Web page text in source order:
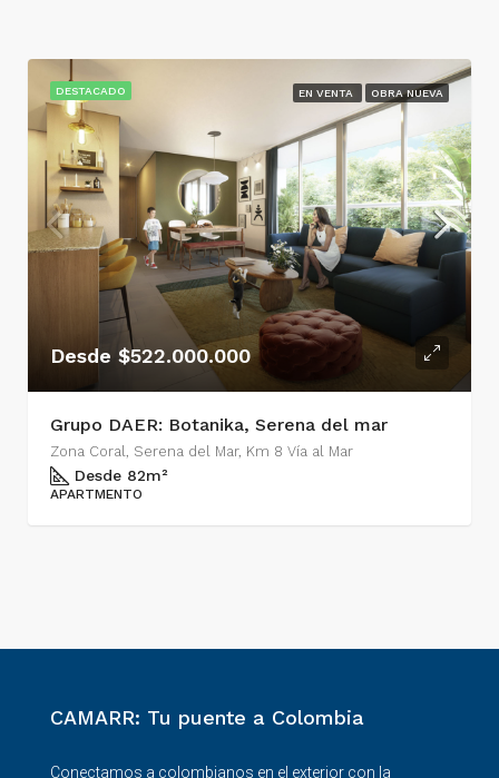
DESTACADO EN VENTA OBRA NUEVA
Desde $522.000.000
Grupo DAER: Botanika, Serena del mar
Zona Coral, Serena del Mar, Km 8 Vía al Mar
Desde 82m²
APARTMENTO
CAMARR: Tu puente a Colombia
Conectamos a colombianos en el exterior con la